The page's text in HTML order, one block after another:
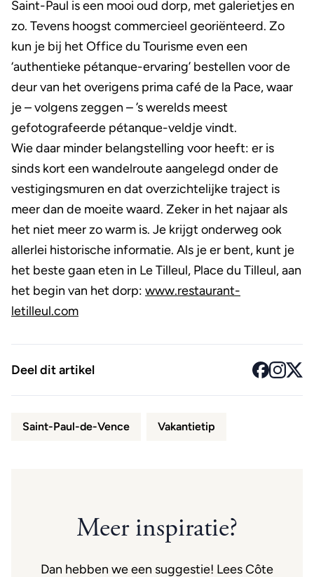
Saint-Paul is een mooi oud dorp, met galerietjes en
zo. Tevens hoogst commercieel georiënteerd. Zo
kun je bij het Office du Tourisme even een
‘authentieke pétanque-ervaring’ bestellen voor de
deur van het overigens prima café de la Pace, waar
je – volgens zeggen – ’s werelds meest
gefotografeerde pétanque-veldje vindt.
Wie daar minder belangstelling voor heeft: er is
sinds kort een wandelroute aangelegd onder de
vestigingsmuren en dat overzichtelijke traject is
meer dan de moeite waard. Zeker in het najaar als
het niet meer zo warm is. Je krijgt onderweg ook
allerlei historische informatie. Als je er bent, kunt je
het beste gaan eten in Le Tilleul, Place du Tilleul, aan
het begin van het dorp: www.restaurant-
letilleul.com
Deel dit artikel
Saint-Paul-de-Vence Vakantietip
Meer inspiratie?
Dan hebben we een suggestie! Lees Côte